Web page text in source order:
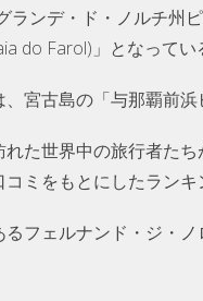
ンデ・ド・ノルチ州
do Farol)」となってい
宮古島の「与那覇前
た世界中の旅行者た
ミをもとにしたラン
フェルナンド・ジ・